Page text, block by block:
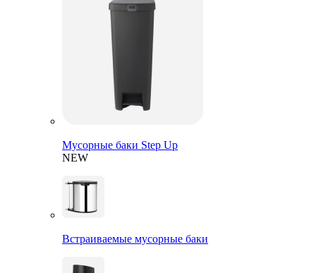
Мусорные баки Step Up
NEW
Встраиваемые мусорные баки